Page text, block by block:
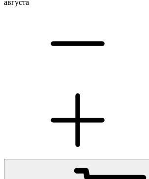
августа